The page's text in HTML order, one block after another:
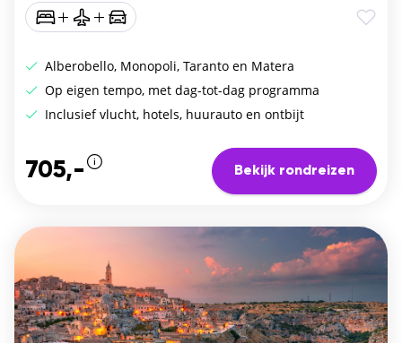
Alberobello, Monopoli, Taranto en Matera
Op eigen tempo, met dag-tot-dag programma
Inclusief vlucht, hotels, huurauto en ontbijt
705,- Bekijk rondreizen